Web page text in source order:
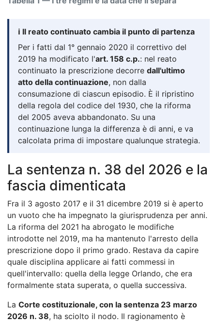
ℹ️ Il reato continuato cambia il punto di partenza
Per i fatti dal 1° gennaio 2020 il correttivo del
2019 ha modificato l'art. 158 c.p.: nel reato
continuato la prescrizione decorre dall'ultimo
atto della continuazione, non dalla
consumazione di ciascun episodio. È il ripristino
della regola del codice del 1930, che la riforma
del 2005 aveva abbandonato. Su una
continuazione lunga la differenza è di anni, e va
calcolata prima di impostare qualunque strategia.
La sentenza n. 38 del 2026 e la
fascia dimenticata
Fra il 3 agosto 2017 e il 31 dicembre 2019 si è aperto
un vuoto che ha impegnato la giurisprudenza per anni.
La riforma del 2021 ha abrogato le modifiche
introdotte nel 2019, ma ha mantenuto l'arresto della
prescrizione dopo il primo grado. Restava da capire
quale disciplina applicare ai fatti commessi in
quell'intervallo: quella della legge Orlando, che era
formalmente stata superata, o quella successiva.
La Corte costituzionale, con la sentenza 23 marzo
2026 n. 38, ha sciolto il nodo. Il ragionamento è